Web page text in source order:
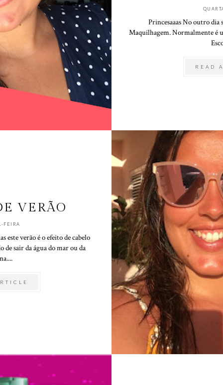
Princesaaas No outro dia
Maquilhagem. Normalmente é
READ
VERÃO
FEIRA
este verão é o efeito de cabelo
de sair da água do mar ou da